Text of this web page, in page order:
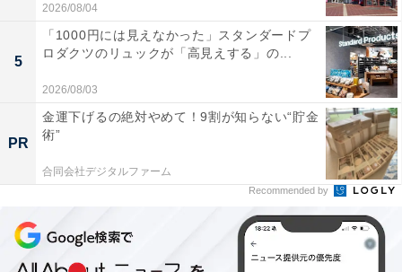
2026/08/04
5
「1000円には見えなかった」スタンダードプ
ロダクツのリュックが「高見えする」の...
2026/08/03
PR
金運下げるの絶対やめて！9割が知らない“貯金
術”
合同会社デジタルファーム
Recommended by